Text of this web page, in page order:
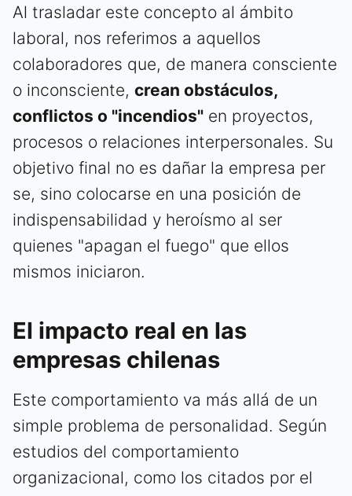
Al trasladar este concepto al ámbito
laboral, nos referimos a aquellos
colaboradores que, de manera consciente
o inconsciente, crean obstáculos,
conflictos o "incendios" en proyectos,
procesos o relaciones interpersonales. Su
objetivo final no es dañar la empresa per
se, sino colocarse en una posición de
indispensabilidad y heroísmo al ser
quienes "apagan el fuego" que ellos
mismos iniciaron.
El impacto real en las
empresas chilenas
Este comportamiento va más allá de un
simple problema de personalidad. Según
estudios del comportamiento
organizacional, como los citados por el